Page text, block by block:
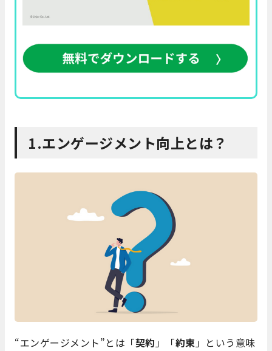
1.エンゲージメント向上とは？
“エンゲージメント”とは「契約」「約束」という意味